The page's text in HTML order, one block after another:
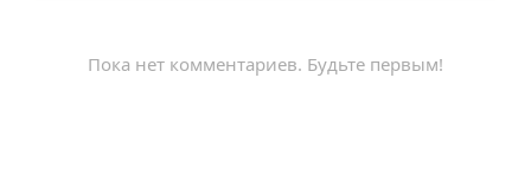
Пока нет комментариев. Будьте первым!